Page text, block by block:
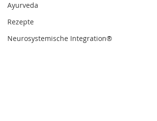
Ayurveda
Rezepte
Neurosystemische Integration®